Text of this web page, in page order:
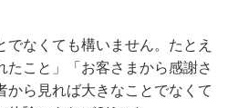
なくても構いません。たとえ
たこと」「お客さまから感謝さ
から見れば大きなことでなくて